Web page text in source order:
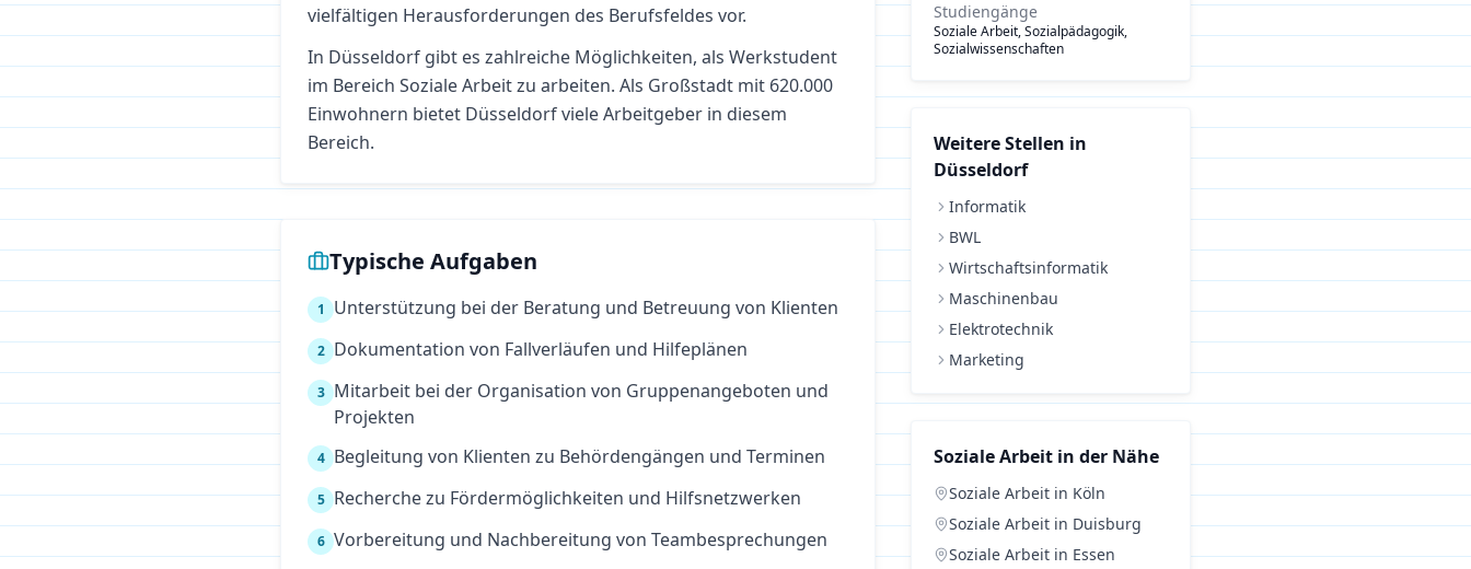
vielfältigen Herausforderungen des Berufsfeldes vor.
In Düsseldorf gibt es zahlreiche Möglichkeiten, als Werkstudent
im Bereich Soziale Arbeitzu arbeiten. Als Großstadt mit 620.000
Einwohnern bietet Düsseldorf viele Arbeitgeber in diesem
Bereich.
Typische Aufgaben
1 Unterstützung bei der Beratung und Betreuung von Klienten
2 Dokumentation von Fallverläufen und Hilfeplänen
3 Mitarbeit bei der Organisation von Gruppenangeboten und
Projekten
4 Begleitung von Klienten zu Behördengängen und Terminen
5 Recherche zu Fördermöglichkeiten und Hilfsnetzwerken
6 Vorbereitung und Nachbereitung von Teambesprechungen
Studiengänge
Soziale Arbeit, Sozialpädagogik,
Sozialwissenschaften
Weitere Stellen in
Düsseldorf
Informatik
BWL
Wirtschaftsinformatik
Maschinenbau
Elektrotechnik
Marketing
Soziale Arbeit in der Nähe
Soziale Arbeit in Köln
Soziale Arbeit in Duisburg
Soziale Arbeit in Essen